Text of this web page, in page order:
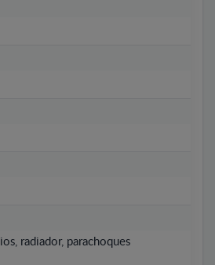
radiador, parachoques